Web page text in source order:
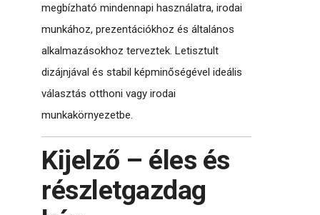
megbízható mindennapi használatra, irodai
munkához, prezentációkhoz és általános
alkalmazásokhoz terveztek. Letisztult
dizájnjával és stabil képminőségével ideális
választás otthoni vagy irodai
munkakörnyezetbe.
Kijelző – éles és
részletgazdag